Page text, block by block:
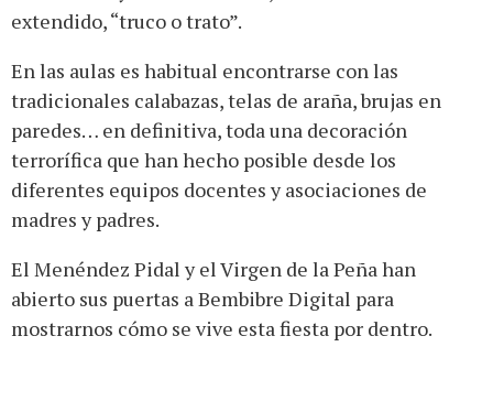
extendido, “truco o trato”.
En las aulas es habitual encontrarse con las
tradicionales calabazas, telas de araña, brujas en
paredes… en definitiva, toda una decoración
terrorífica que han hecho posible desde los
diferentes equipos docentes y asociaciones de
madres y padres.
El Menéndez Pidal y el Virgen de la Peña han
abierto sus puertas a Bembibre Digital para
mostrarnos cómo se vive esta fiesta por dentro.